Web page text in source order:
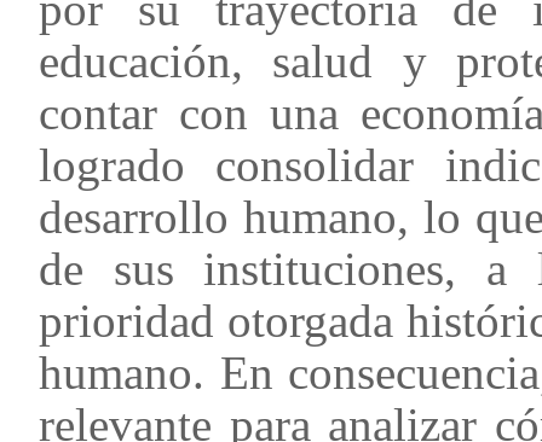
educación, salud y
contar con una
logrado consolidar
desarrollo humano, lo
de sus instituciones,
prioridad otorgada
humano. En
relevante para analizar